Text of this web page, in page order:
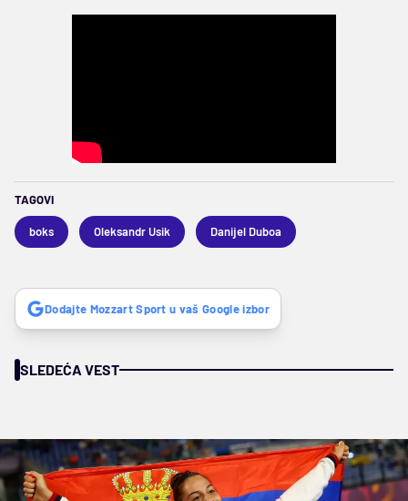
TAGOVI
boks Oleksandr Usik Danijel Duboa
Dodajte Mozzart Sport u vaš Google izbor
SLEDEĆA VEST